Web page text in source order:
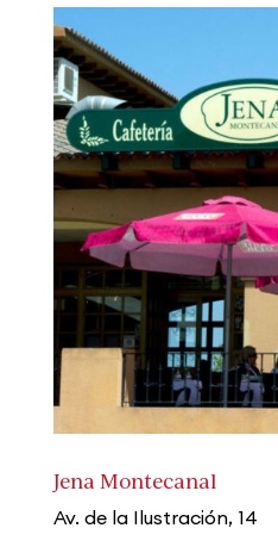
Jena Montecanal
Av. de la Ilustración, 14